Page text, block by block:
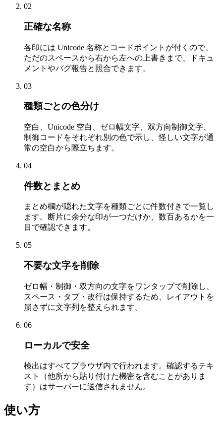
02
正確な名称
各印には Unicode 名称とコードポイントが付くので、
ただのスペースから右から左への上書きまで、ドキュ
メントやバグ報告と照合できます。
03
種類ごとの色分け
空白、Unicode 空白、ゼロ幅文字、双方向制御文字、
制御コードをそれぞれ別の色で示し、怪しい文字が通
常の空白から際立ちます。
04
件数とまとめ
まとめ欄が隠れた文字を種類ごとに件数付きで一覧し
ます。断片に余分な印が一つだけか、数百あるかを一
目で確認できます。
05
不要な文字を削除
ゼロ幅・制御・双方向の文字をワンタップで削除し、
スペース・タブ・改行は保持するため、レイアウトを
崩さずに文字列を整えられます。
06
ローカルで安全
検出はすべてブラウザ内で行われます。確認するテキ
スト（他所から貼り付けた機密を含むことがありま
す）はサーバーに送信されません。
使い方